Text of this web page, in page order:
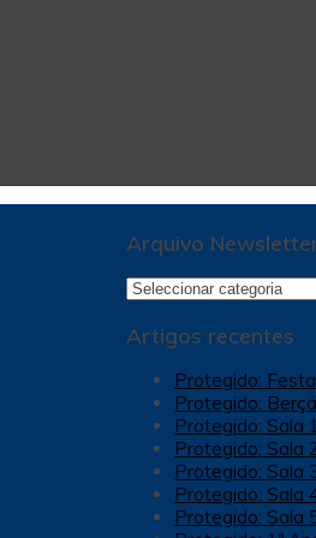
Arquivo
Arquivo
Artigos recentes
Protegido:
Protegido:
Protegido: Sala
Protegido: Sala
Protegido: Sala
Protegido: Sala
Protegido: Sala